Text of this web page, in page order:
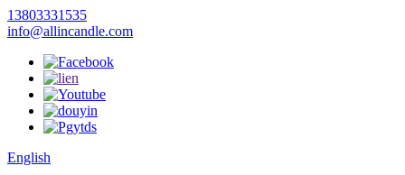
13803331535
info@allincandle.com
English